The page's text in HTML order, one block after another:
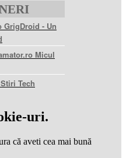
GrigDroid - Un
Micul
Stiri Tech
uri.
că aveti cea mai bună